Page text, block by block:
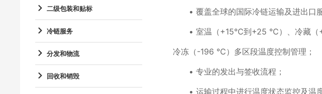
二级包装和贴标
冷链服务
分发和物流
回收和销毁
• 覆盖全球的国际冷链运输及进出口
• 室温（+15℃到+25 ℃）、冷藏（
冷冻（-196 ℃）多区段温度控制管理；
• 专业的发出与签收流程；
• 运输过程中进行温度状态监控及温度